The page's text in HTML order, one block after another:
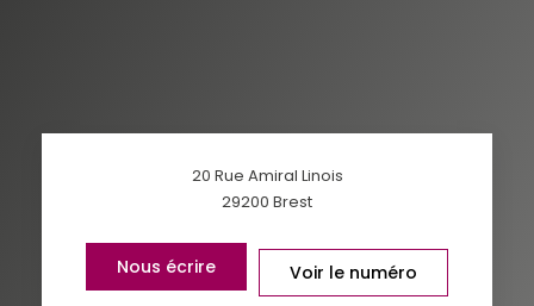
VOITURE
RÉSULTATS DES LYCÉES ECOLES ET CRÈCHES
20 Rue Amiral Linois
29200 Brest
Nous écrire Voir le numéro